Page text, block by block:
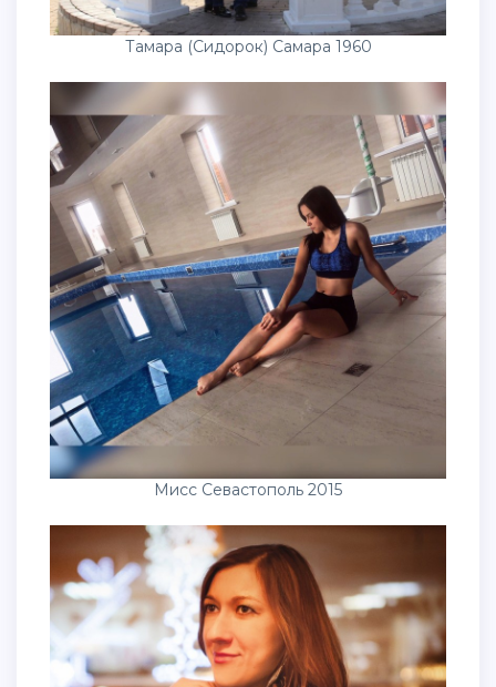
Тамара (Сидорок) Самара 1960
Мисс Севастополь 2015